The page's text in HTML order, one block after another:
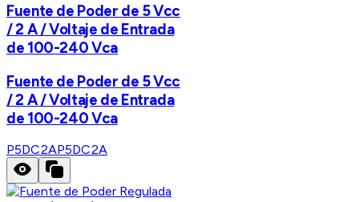
Fuente de Poder de 5 Vcc
/ 2 A / Voltaje de Entrada
de 100-240 Vca
Fuente de Poder de 5 Vcc
/ 2 A / Voltaje de Entrada
de 100-240 Vca
P5DC2AP5DC2A